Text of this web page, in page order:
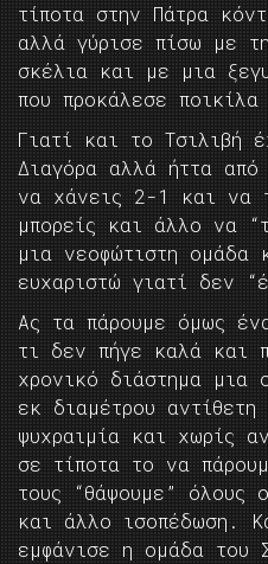
τίποτα στην Πάτρα
αλλά γύρισε πίσω με
σκέλια και με μια
που προκάλεσε ποικίλα
Γιατί και το Τσιλιβή
Διαγόρα αλλά ήττα
να χάνεις 2-1 και να
μπορείς και άλλο να
μια νεοφώτιστη ομάδα
ευχαριστώ γιατί δεν
Ας τα πάρουμε όμως
τι δεν πήγε καλά και
χρονικό διάστημα μια
εκ διαμέτρου
ψυχραιμία και χωρίς
σε τίποτα το να
τους “θάψουμε” όλους
και άλλο ισοπέδωση.
εμφάνισε η ομάδα του